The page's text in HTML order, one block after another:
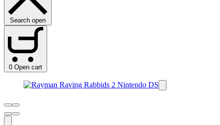
Search open
0 Open cart